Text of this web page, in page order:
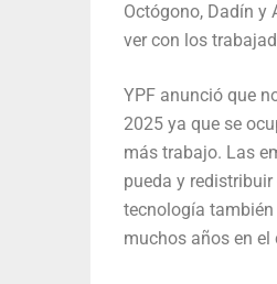
Octógono, Dadín y
ver con los
YPF anunció que
2025 ya que se
más trabajo. Las
pueda y
tecnología también
muchos años en